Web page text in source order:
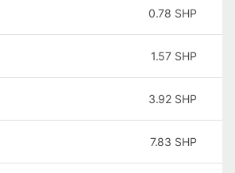
0.78 SHP
1.57 SHP
3.92 SHP
7.83 SHP